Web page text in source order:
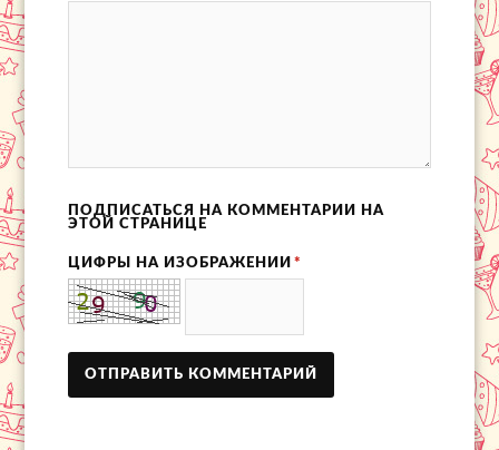
ПОДПИСАТЬСЯ НА КОММЕНТАРИИ НА
ЭТОЙ СТРАНИЦЕ
ЦИФРЫ НА ИЗОБРАЖЕНИИ *